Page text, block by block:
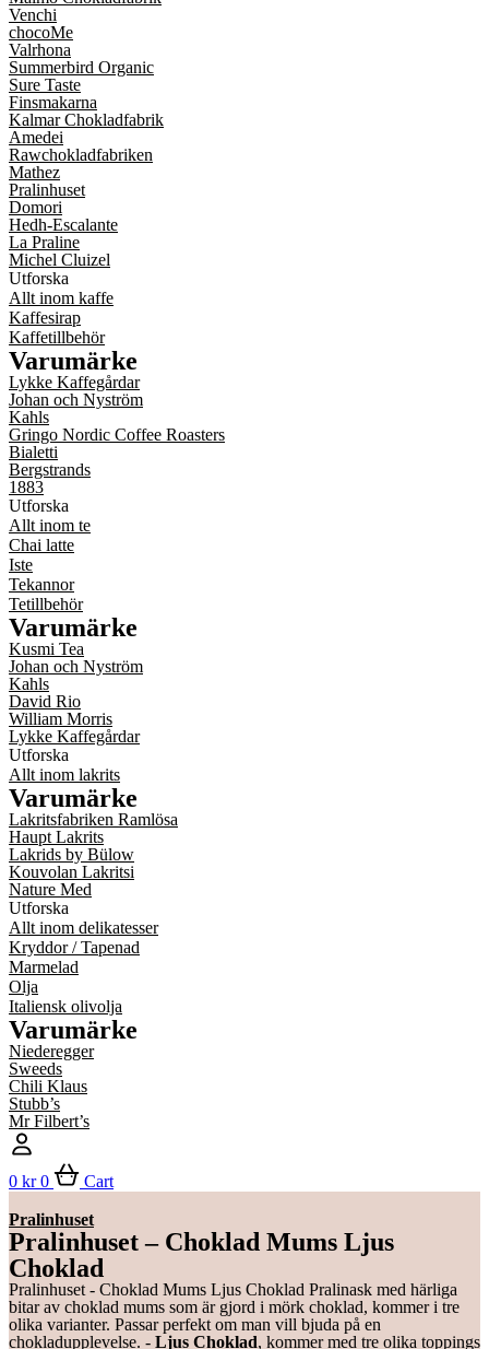
Venchi
chocoMe
Valrhona
Summerbird Organic
Sure Taste
Finsmakarna
Kalmar Chokladfabrik
Amedei
Rawchokladfabriken
Mathez
Pralinhuset
Domori
Hedh-Escalante
La Praline
Michel Cluizel
Utforska
Allt inom kaffe
Kaffesirap
Kaffetillbehör
Varumärke
Lykke Kaffegårdar
Johan och Nyström
Kahls
Gringo Nordic Coffee Roasters
Bialetti
Bergstrands
1883
Utforska
Allt inom te
Chai latte
Iste
Tekannor
Tetillbehör
Varumärke
Kusmi Tea
Johan och Nyström
Kahls
David Rio
William Morris
Lykke Kaffegårdar
Utforska
Allt inom lakrits
Varumärke
Lakritsfabriken Ramlösa
Haupt Lakrits
Lakrids by Bülow
Kouvolan Lakritsi
Nature Med
Utforska
Allt inom delikatesser
Kryddor / Tapenad
Marmelad
Olja
Italiensk olivolja
Varumärke
Niederegger
Sweeds
Chili Klaus
Stubb’s
Mr Filbert’s
0 kr 0 Cart
Pralinhuset
Pralinhuset – Choklad Mums Ljus
Choklad
Pralinhuset - Choklad Mums Ljus Choklad Pralinask med härliga
bitar av choklad mums som är gjord i mörk choklad, kommer i tre
olika varianter. Passar perfekt om man vill bjuda på en
chokladupplevelse. - Ljus Choklad, kommer med tre olika toppings